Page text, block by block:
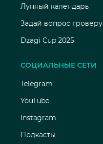
Лунный календарь
Задай вопрос гроверу
Dzagi Cup 2025
СОЦИАЛЬНЫЕ СЕТИ
Telegram
YouTube
Instagram
Подкасты